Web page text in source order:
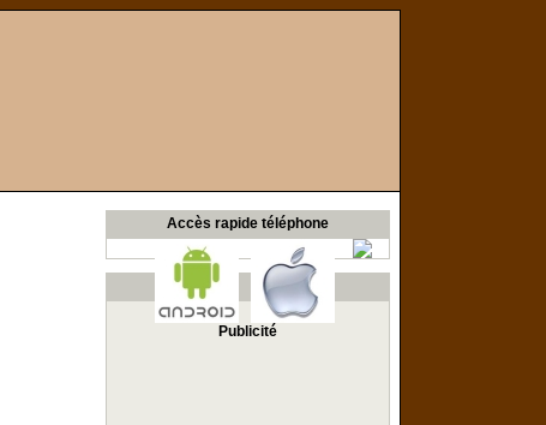
Accès rapide téléphone
Publicité